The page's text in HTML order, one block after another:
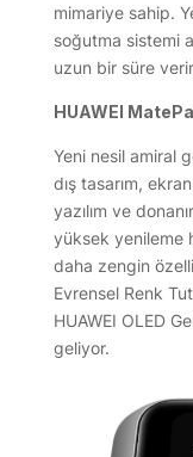
mimariye sahip.
soğutma sistemi
uzun bir süre
HUAWEI
Yeni nesil amiral
dış tasarım,
yazılım ve
yüksek yenileme
daha zengin
Evrensel Renk
HUAWEI OLED
geliyor.